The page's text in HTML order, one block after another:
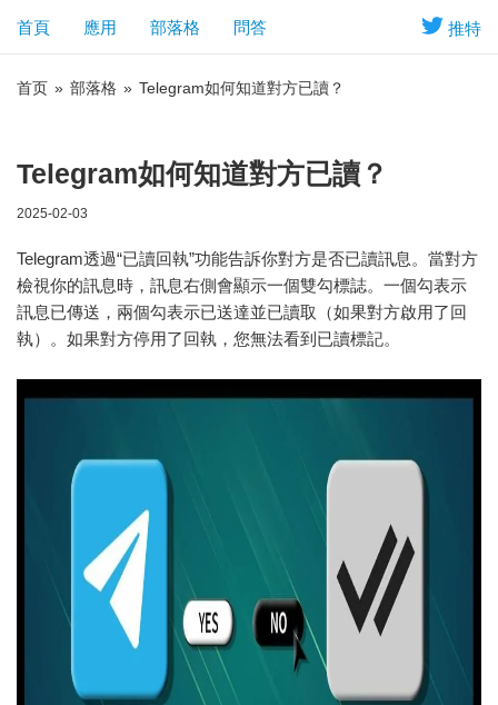
推特
首頁 應用 部落格 問答
首页 » 部落格 » Telegram如何知道對方已讀？
Telegram如何知道對方已讀？
2025-02-03
Telegram透過“已讀回執”功能告訴你對方是否已讀訊息。當對方
檢視你的訊息時，訊息右側會顯示一個雙勾標誌。一個勾表示
訊息已傳送，兩個勾表示已送達並已讀取（如果對方啟用了回
執）。如果對方停用了回執，您無法看到已讀標記。